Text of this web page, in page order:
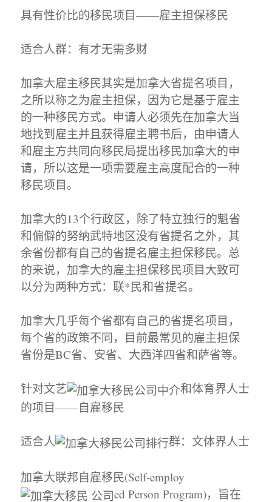
具有性价比的移民项目——雇主担保移民
适合人群：有才无需多财
加拿大雇主移民其实是加拿大省提名项目，
之所以称之为雇主担保，因为它是基于雇主
的一种移民方式。申请人必须先在加拿大当
地找到雇主并且获得雇主聘书后，由申请人
和雇主方共同向移民局提出移民加拿大的申
请，所以这是一项需要雇主高度配合的一种
移民项目。
加拿大的13个行政区，除了特立独行的魁省
和偏僻的努纳武特地区没有省提名之外，其
余省份都有自己的省提名雇主担保移民。总
的来说，加拿大的雇主担保移民项目大致可
以分为两种方式：联*民和省提名。
加拿大几乎每个省都有自己的省提名项目，
每个省的政策不同，目前最常见的雇主担保
省份是BC省、安省、大西洋四省和萨省等。
针对文艺
和体育界人士
的项目——自雇移民
适合人 群：文体界人士
加拿大联邦自雇移民(Self-employ
ed Person Program)，旨在